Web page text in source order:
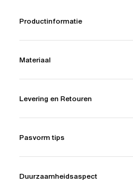
Productinformatie
Materiaal
Levering en Retouren
Pasvorm tips
Duurzaamheidsaspect